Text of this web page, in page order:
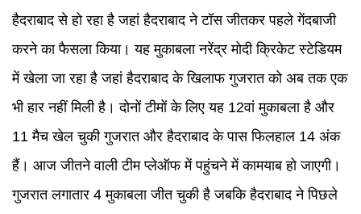
हैदराबाद से हो रहा है जहां हैदराबाद ने टॉस जीतकर पहले गेंदबाजी
करने का फैसला किया। यह मुकाबला नरेंद्र मोदी क्रिकेट स्टेडियम
में खेला जा रहा है जहां हैदराबाद के खिलाफ गुजरात को अब तक एक
भी हार नहीं मिली है। दोनों टीमों के लिए यह 12वां मुकाबला है और
11 मैच खेल चुकी गुजरात और हैदराबाद के पास फिलहाल 14 अंक
हैं। आज जीतने वाली टीम प्लेऑफ में पहुंचने में कामयाब हो जाएगी।
गुजरात लगातार 4 मुकाबला जीत चुकी है जबकि हैदराबाद ने पिछले